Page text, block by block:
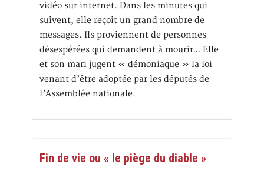
vidéo sur internet. Dans les minutes qui
suivent, elle reçoit un grand nombre de
messages. Ils proviennent de personnes
désespérées qui demandent à mourir… Elle
et son mari jugent « démoniaque » la loi
venant d’être adoptée par les députés de
l’Assemblée nationale.
Fin de vie ou « le piège du diable »